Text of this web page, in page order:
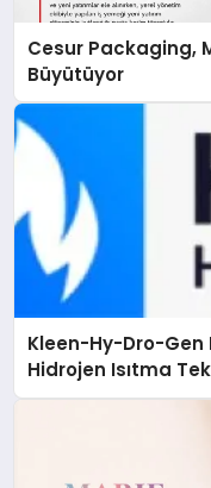
Cesur Packaging,
Büyütüyor
Kleen-Hy-Dro-Gen
Hidrojen Isıtma
Düzenleyici